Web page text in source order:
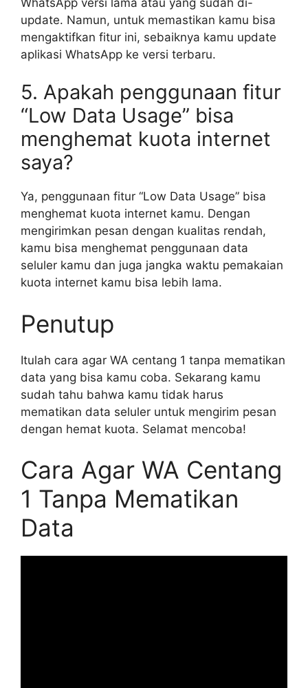
update. Namun, untuk memastikan kamu bisa
mengaktifkan fitur ini, sebaiknya kamu update
aplikasi WhatsApp ke versi terbaru.
5. Apakah penggunaan fitur
“Low Data Usage” bisa
menghemat kuota internet
saya?
Ya, penggunaan fitur “Low Data Usage” bisa
menghemat kuota internet kamu. Dengan
mengirimkan pesan dengan kualitas rendah,
kamu bisa menghemat penggunaan data
seluler kamu dan juga jangka waktu pemakaian
kuota internet kamu bisa lebih lama.
Penutup
Itulah cara agar WA centang 1 tanpa mematikan
data yang bisa kamu coba. Sekarang kamu
sudah tahu bahwa kamu tidak harus
mematikan data seluler untuk mengirim pesan
dengan hemat kuota. Selamat mencoba!
Cara Agar WA Centang
1 Tanpa Mematikan
Data